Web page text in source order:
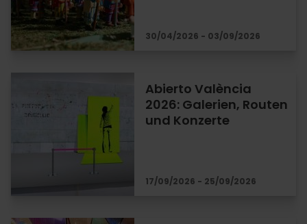
30/04/2026 - 03/09/2026
Abierto València
2026: Galerien, Routen
und Konzerte
17/09/2026 - 25/09/2026